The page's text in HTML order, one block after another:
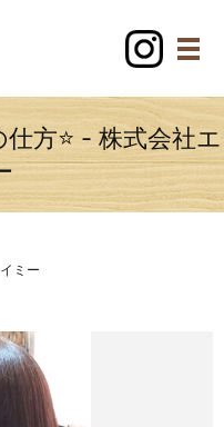
方⭐️ - 株式会社エ
ミー